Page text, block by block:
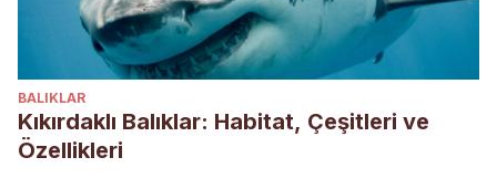
6 June 2020]. Available from:
https://es.wikipedia.org/wiki/Herpailurus_yagouaroundi
Neofelis nebulosa[Internet]. Es.wikipedia.org. [cited 6 June
2020]. Available from:
https://es.wikipedia.org/wiki/Neofelis_nebulosa
BALIKLAR
Kıkırdaklı Balıklar: Habitat, Çeşitleri ve
Özellikleri